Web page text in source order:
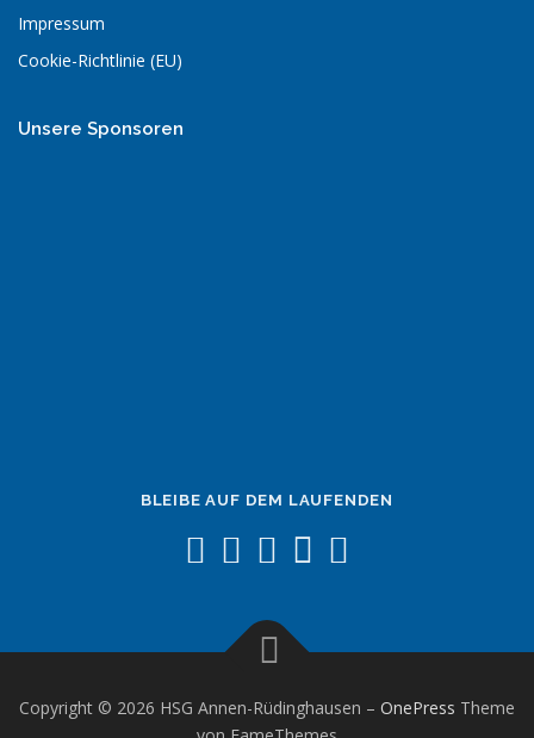
Impressum
Cookie-Richtlinie (EU)
Unsere Sponsoren
BLEIBE AUF DEM LAUFENDEN
Copyright © 2026 HSG Annen-Rüdinghausen – OnePress Theme